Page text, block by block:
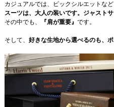
カジュアルでは、ビックシルエットな
スーツは、大人の装いです。ジャストサ
その中でも、
『肩が重要』 です。
そして、 好きな生地から選べるのも、ポ